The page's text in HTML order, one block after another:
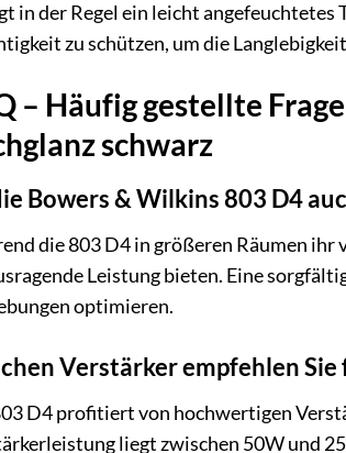
in der Regel ein leicht
zu schützen, um die
– Häufig gestellte
schwarz
Bowers & Wilkins 803 D4
die 803 D4 in größeren Räumen
Leistung bieten. Eine
optimieren.
Verstärker empfehlen Sie
D4 profitiert von hochwertigen
liegt zwischen 50W und